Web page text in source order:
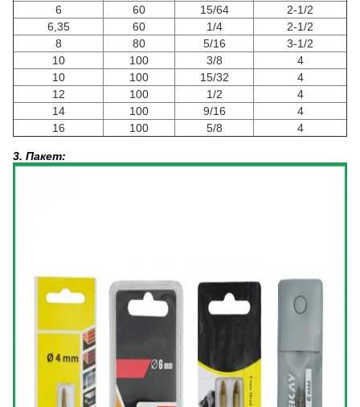
6
60 15/64
2-1/2
6,35
60 1/4
2-1/2
8
80 5/16
3-1/2
10
100 3/8
4
10
100 15/32
4
12
100 1/2
4
14
100 9/16
4
16
100 5/8 4
3. Пакет: